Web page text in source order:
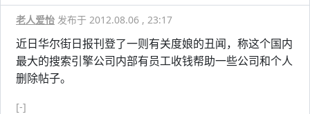
老人爱怡 发布于 2012.08.06 , 23:17
近日华尔街日报刊登了一则有关度娘的丑闻，称这个国内
最大的搜索引擎公司内部有员工收钱帮助一些公司和个人
删除帖子。
[-]